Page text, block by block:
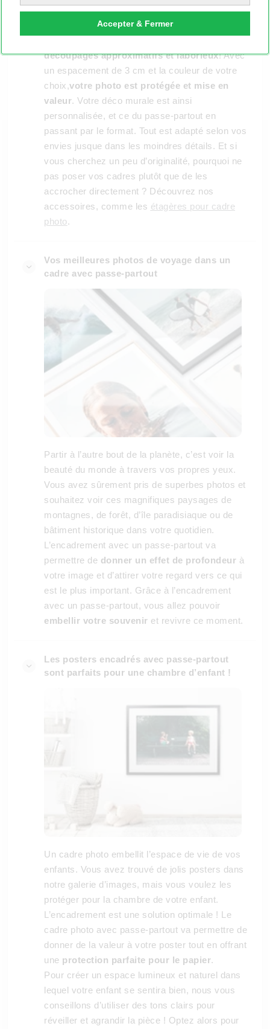
Accepter & Fermer
Cela n’a jamais été aussi facile. Avec
MYPOSTER, votre photo est encadrée avec un
découpages approximatifs et laborieux! Avec
un espacement de 3 cm et la couleur de votre
choix,votre photo est protégée et mise en
valeur. Votre déco murale est ainsi
personnalisée, et ce du passe-partout en
passant par le format. Tout est adapté selon vos
envies jusque dans les moindres détails. Et si
vous cherchez un peu d’originalité, pourquoi ne
pas poser vos cadres plutôt que de les
accrocher directement ? Découvrez nos
accessoires, comme les étagères pour cadre
photo.
Vos meilleures photos de voyage dans un
cadre avec passe-partout
Partir à l’autre bout de la planète, c’est voir la
beauté du monde à travers vos propres yeux.
Vous avez sûrement pris de superbes photos et
souhaitez voir ces magnifiques paysages de
montagnes, de forêt, d’île paradisiaque ou de
bâtiment historique dans votre quotidien.
L’encadrement avec un passe-partout va
permettre de donner un effet de profondeur à
votre image et d’attirer votre regard vers ce qui
est le plus important. Grâce à l’encadrement
avec un passe-partout, vous allez pouvoir
embellir votre souvenir et revivre ce moment.
Les posters encadrés avec passe-partout
sont parfaits pour une chambre d’enfant !
Un cadre photo embellit l’espace de vie de vos
enfants. Vous avez trouvé de jolis posters dans
notre galerie d’images, mais vous voulez les
protéger pour la chambre de votre enfant.
L’encadrement est une solution optimale ! Le
cadre photo avec passe-partout va permettre de
donner de la valeur à votre poster tout en offrant
une protection parfaite pour le papier.
Pour créer un espace lumineux et naturel dans
lequel votre enfant se sentira bien, nous vous
conseillons d’utiliser des tons clairs pour
réveiller et agrandir la pièce ! Optez alors pour